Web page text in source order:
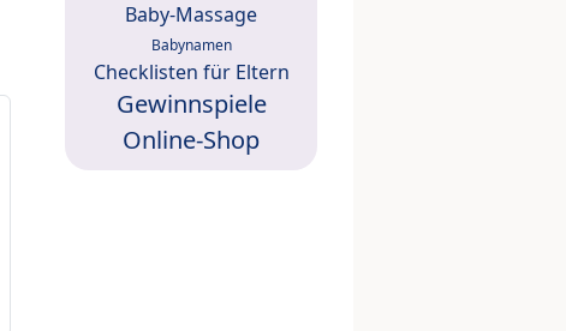
Baby-Massage
Babynamen
Checklisten für Eltern
Gewinnspiele
Online-Shop